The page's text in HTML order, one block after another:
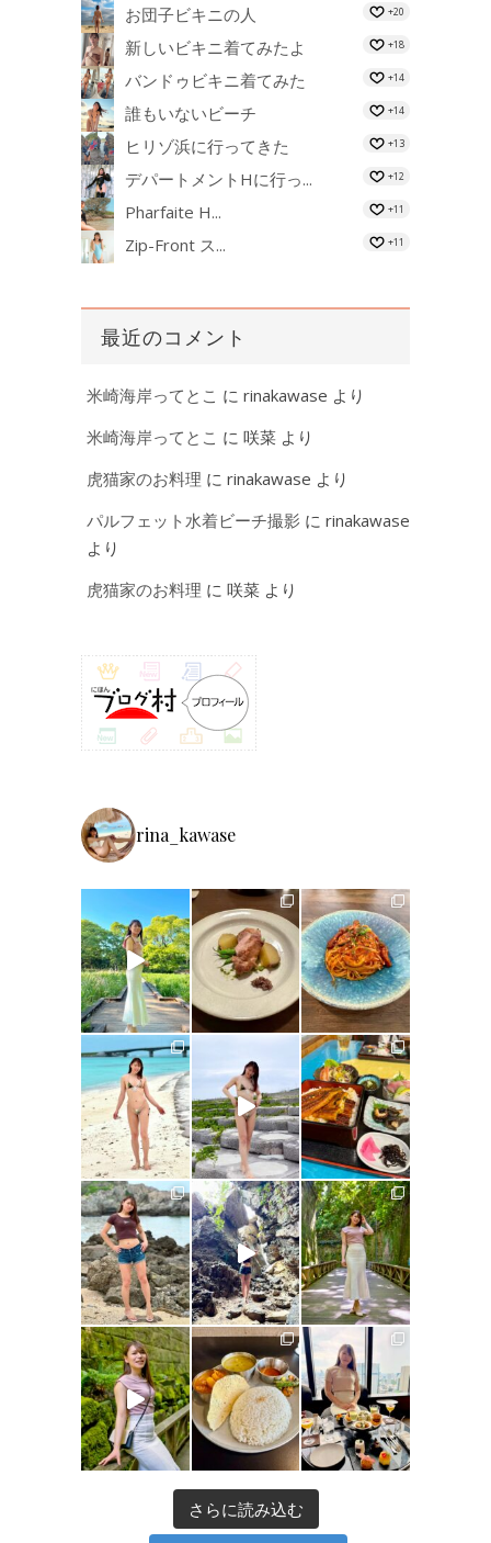
お団子ビキニの人 +20
新しいビキニ着てみたよ +18
バンドゥビキニ着てみた +14
誰もいないビーチ +14
ヒリゾ浜に行ってきた +13
デパートメントHに行っ... +12
Pharfaite H... +11
Zip-Front ス... +11
最近のコメント
米崎海岸ってとこ に rinakawase より
米崎海岸ってとこ に 咲菜 より
虎猫家のお料理 に rinakawase より
パルフェット水着ビーチ撮影 に rinakawase
より
虎猫家のお料理 に 咲菜 より
rina_kawase
さらに読み込む